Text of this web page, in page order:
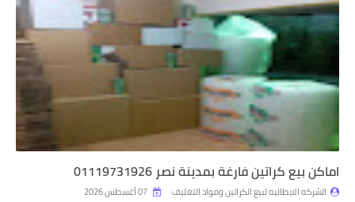
اماكن بيع كراتين فارغة بمدينة نصر 01119731926
الشركه الايطاليه لبيع الكراتين ومواد التغليف